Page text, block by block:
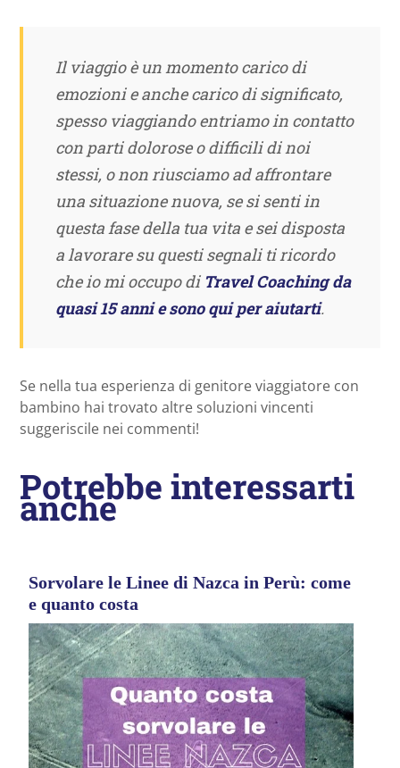
Il viaggio è un momento carico di
emozioni e anche carico di significato,
spesso viaggiando entriamo in contatto
con parti dolorose o difficili di noi
stessi, o non riusciamo ad affrontare
una situazione nuova, se si senti in
questa fase della tua vita e sei disposta
a lavorare su questi segnali ti ricordo
che io mi occupo di Travel Coaching da
quasi 15 anni e sono qui per aiutarti.
Se nella tua esperienza di genitore viaggiatore con
bambino hai trovato altre soluzioni vincenti
suggeriscile nei commenti!
Potrebbe interessarti
anche
Sorvolare le Linee di Nazca in Perù: come
e quanto costa